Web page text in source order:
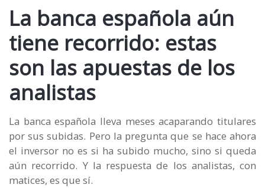
La banca española aún
tiene recorrido: estas
son las apuestas de los
analistas
La banca española lleva meses acaparando titulares
por sus subidas. Pero la pregunta que se hace ahora
el inversor no es si ha subido mucho, sino si queda
aún recorrido. Y la respuesta de los analistas, con
matices, es que sí.